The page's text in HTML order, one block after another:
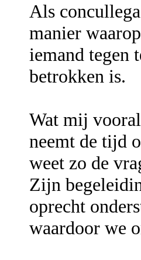
Als
manier
iemand tegen
betrokken is.
Wat mij
neemt de tijd
weet zo de
Zijn
oprecht
waardoor we